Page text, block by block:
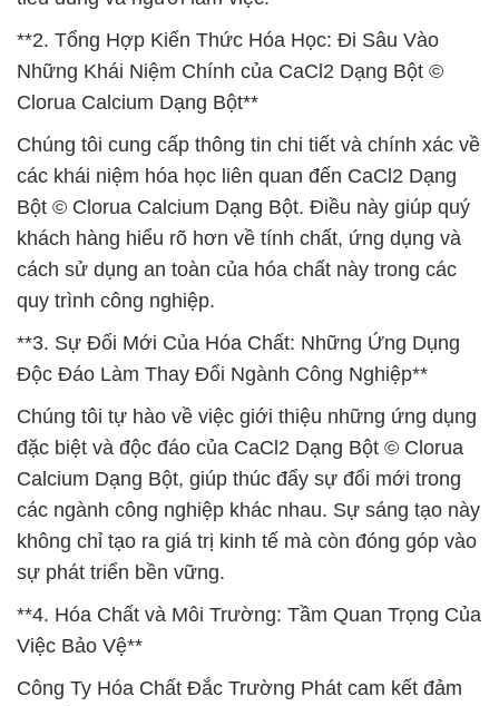
**2. Tổng Hợp Kiến Thức Hóa Học: Đi Sâu Vào
Những Khái Niệm Chính của CaCl2 Dạng Bột ©
Clorua Calcium Dạng Bột**
Chúng tôi cung cấp thông tin chi tiết và chính xác về
các khái niệm hóa học liên quan đến CaCl2 Dạng
Bột © Clorua Calcium Dạng Bột. Điều này giúp quý
khách hàng hiểu rõ hơn về tính chất, ứng dụng và
cách sử dụng an toàn của hóa chất này trong các
quy trình công nghiệp.
**3. Sự Đổi Mới Của Hóa Chất: Những Ứng Dụng
Độc Đáo Làm Thay Đổi Ngành Công Nghiệp**
Chúng tôi tự hào về việc giới thiệu những ứng dụng
đặc biệt và độc đáo của CaCl2 Dạng Bột © Clorua
Calcium Dạng Bột, giúp thúc đẩy sự đổi mới trong
các ngành công nghiệp khác nhau. Sự sáng tạo này
không chỉ tạo ra giá trị kinh tế mà còn đóng góp vào
sự phát triển bền vững.
**4. Hóa Chất và Môi Trường: Tầm Quan Trọng Của
Việc Bảo Vệ**
Công Ty Hóa Chất Đắc Trường Phát cam kết đảm